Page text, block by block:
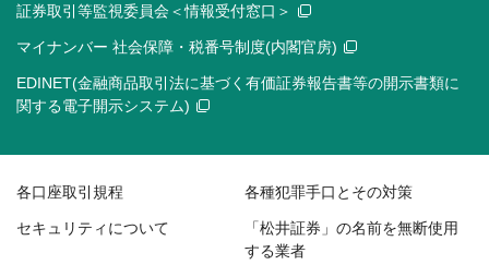
証券取引等監視委員会＜情報受付窓口＞
マイナンバー 社会保障・税番号制度(内閣官房)
EDINET(金融商品取引法に基づく有価証券報告書等の開示書類に
関する電子開示システム)
各口座取引規程 各種犯罪手口とその対策
セキュリティについて
「松井証券」の名前を無断使用
する業者